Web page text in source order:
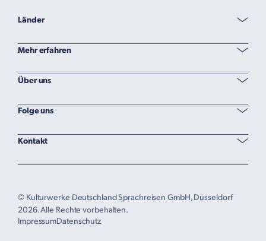
Länder
Mehr erfahren
Über uns
Folge uns
Kontakt
© Kulturwerke Deutschland Sprachreisen GmbH, Düsseldorf
2026. Alle Rechte vorbehalten.
ImpressumDatenschutz